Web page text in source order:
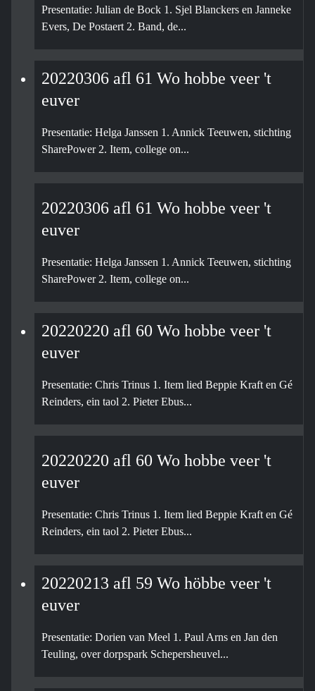
Presentatie: Julian de Bock 1. Sjel Blanckers en Janneke
Evers, De Postaert 2. Band, de...
20220306 afl 61 Wo hobbe veer 't
euver
Presentatie: Helga Janssen 1. Annick Teeuwen, stichting
SharePower 2. Item, college on...
20220306 afl 61 Wo hobbe veer 't
euver
Presentatie: Helga Janssen 1. Annick Teeuwen, stichting
SharePower 2. Item, college on...
20220220 afl 60 Wo hobbe veer 't
euver
Presentatie: Chris Trinus 1. Item lied Beppie Kraft en Gé
Reinders, ein taol 2. Pieter Ebus...
20220220 afl 60 Wo hobbe veer 't
euver
Presentatie: Chris Trinus 1. Item lied Beppie Kraft en Gé
Reinders, ein taol 2. Pieter Ebus...
20220213 afl 59 Wo höbbe veer 't
euver
Presentatie: Dorien van Meel 1. Paul Arns en Jan den
Teuling, over dorpspark Schepersheuvel...